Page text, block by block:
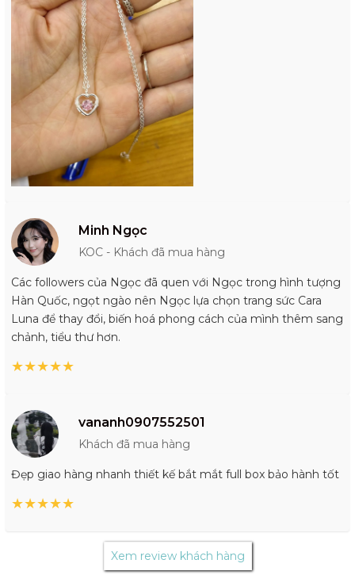
Minh Ngọc
KOC - Khách đã mua hàng
Các followers của Ngọc đã quen với Ngọc trong hình tượng
Hàn Quốc, ngọt ngào nên Ngọc lựa chọn trang sức Cara
Luna để thay đổi, biến hoá phong cách của mình thêm sang
chảnh, tiểu thư hơn.
★★★★★
vananh0907552501
Khách đã mua hàng
Đẹp giao hàng nhanh thiết kế bắt mắt full box bảo hành tốt
★★★★★
Xem review khách hàng